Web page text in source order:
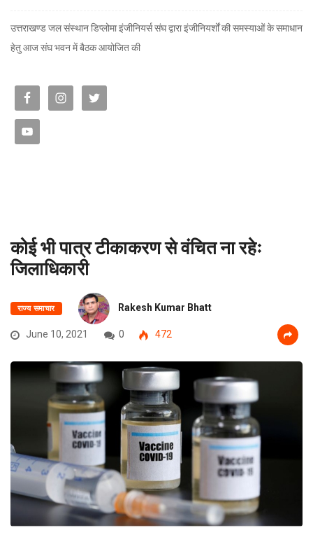
उत्तराखण्ड जल संस्थान डिप्लोमा इंजीनियर्स संघ द्वारा इंजीनियर्शों की समस्याओं के समाधान
हेतु आज संघ भवन में बैठक आयोजित की
कोई भी पात्र टीकाकरण से वंचित ना रहेः
जिलाधिकारी
राज्य समाचार Rakesh Kumar Bhatt
June 10, 2021 0 472